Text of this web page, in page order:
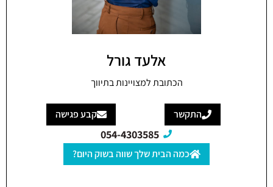
אלעד גורל
הכתובת למצויינות בתיווך
התקשר קבע פגישה
054-4303585
כמה הבית שלך שווה בשוק היום?